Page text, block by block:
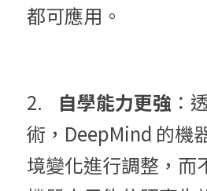
都可應用。
自學能力更強 ：
術，DeepMind 的機
境變化進行調整，而